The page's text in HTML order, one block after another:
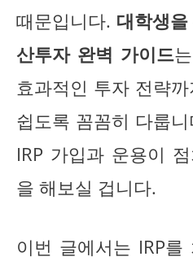
때문입니다. 대학생
산투자 완벽 가이드
효과적인 투자 전략
쉽도록 꼼꼼히 다룹
IRP 가입과 운용이
을 해보실 겁니다.
이번 글에서는 IRP